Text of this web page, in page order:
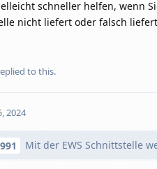
schneller helfen, wenn
nicht liefert oder falsch
to this.
2024
Mit der EWS Schnittstelle